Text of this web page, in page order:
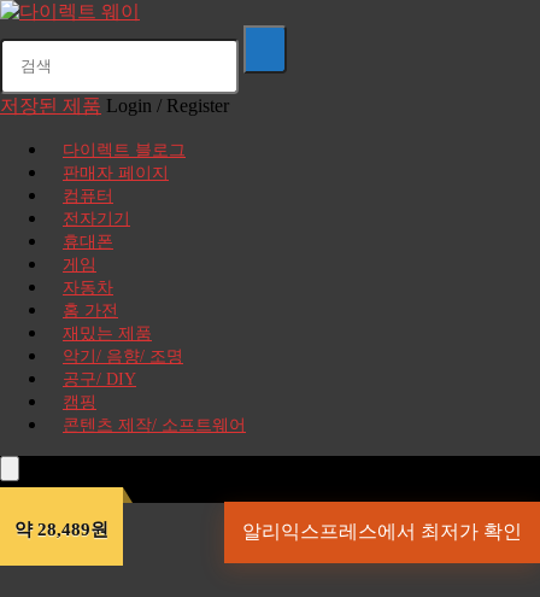
저장된 제품 Login / Register
다이렉트 블로그
판매자 페이지
컴퓨터
전자기기
휴대폰
게임
자동차
홈 가전
재밌는 제품
악기/ 음향/ 조명
공구/ DIY
캠핑
콘텐츠 제작/ 소프트웨어
약 28,489원 알리익스프레스에서 최저가 확인